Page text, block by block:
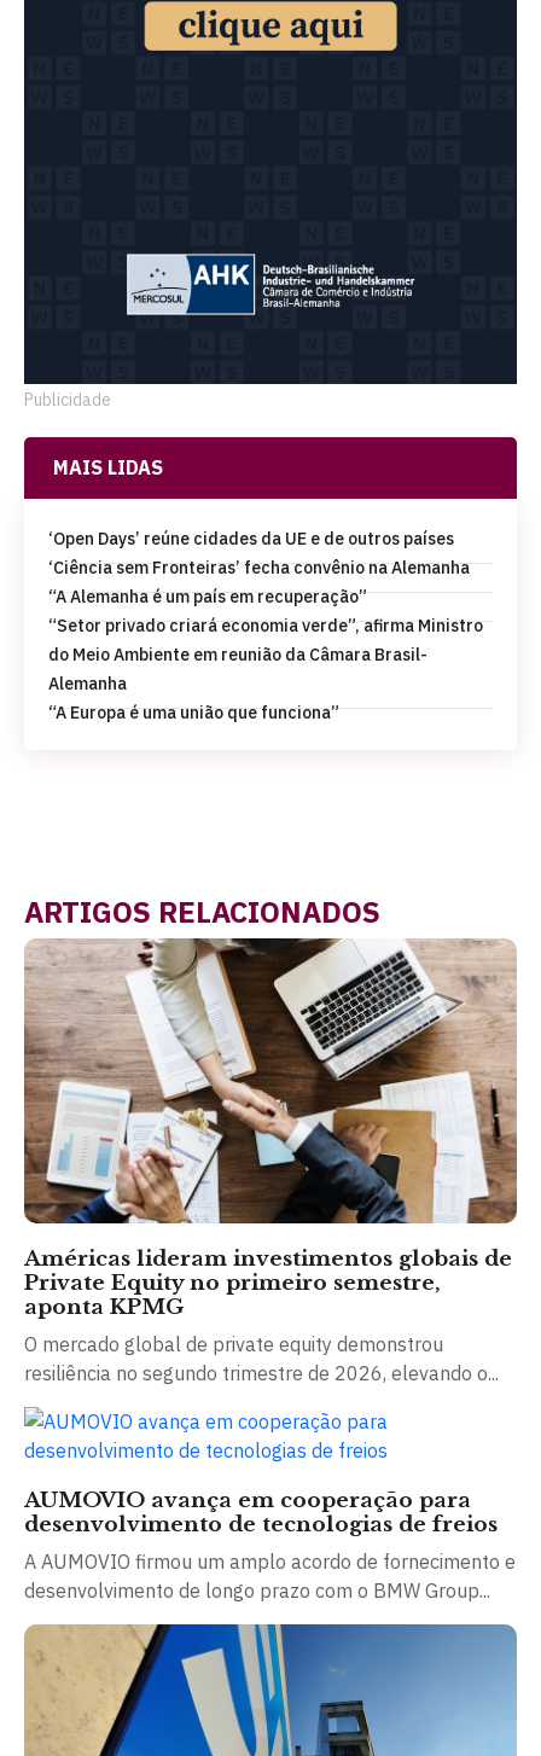
Publicidade
MAIS LIDAS
‘Open Days’ reúne cidades da UE e de outros países
‘Ciência sem Fronteiras’ fecha convênio na Alemanha
“A Alemanha é um país em recuperação”
“Setor privado criará economia verde”, afirma Ministro
do Meio Ambiente em reunião da Câmara Brasil-
Alemanha
“A Europa é uma união que funciona”
ARTIGOS RELACIONADOS
Américas lideram investimentos globais de
Private Equity no primeiro semestre,
aponta KPMG
O mercado global de private equity demonstrou
resiliência no segundo trimestre de 2026, elevando o...
AUMOVIO avança em cooperação para
desenvolvimento de tecnologias de freios
A AUMOVIO firmou um amplo acordo de fornecimento e
desenvolvimento de longo prazo com o BMW Group...